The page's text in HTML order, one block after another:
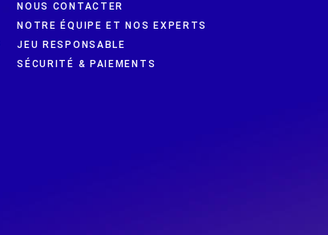
NOUS CONTACTER
NOTRE ÉQUIPE ET NOS EXPERTS
JEU RESPONSABLE
SÉCURITÉ & PAIEMENTS